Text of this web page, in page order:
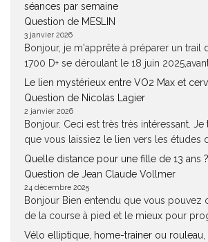
séances par semaine
Question de MESLIN
3 janvier 2026
Bonjour, je m'apprête à préparer un trail
1700 D+ se déroulant le 18 juin 2025,avant
Le lien mystérieux entre VO2 Max et
Question de Nicolas Lagier
2 janvier 2026
Bonjour. Ceci est très très intéressant. Je
que vous laissiez le lien vers les études
Quelle distance pour une fille de 13 ans ?
Question de Jean Claude Vollmer
24 décembre 2025
Bonjour Bien entendu que vous pouvez
de la course à pied et le mieux pour
Vélo elliptique, home-trainer ou rouleau,